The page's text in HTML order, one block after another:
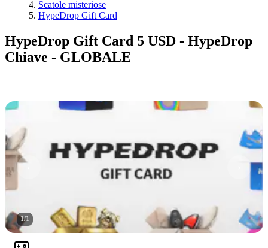
Scatole misteriose
HypeDrop Gift Card
HypeDrop Gift Card 5 USD - HypeDrop
Chiave - GLOBALE
1/1